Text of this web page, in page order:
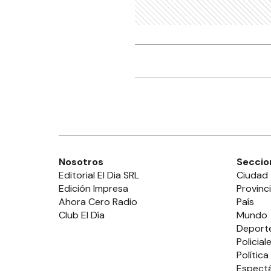
Nosotros
Editorial El Dia SRL
Edición Impresa
Ahora Cero Radio
Club El Día
Ciudad
País
Mundo
Política